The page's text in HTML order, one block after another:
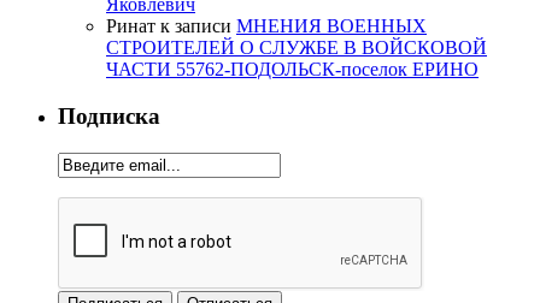
Яковлевич
Ринат к записи МНЕНИЯ ВОЕННЫХ
СТРОИТЕЛЕЙ О СЛУЖБЕ В ВОЙСКОВОЙ
ЧАСТИ 55762-ПОДОЛЬСК-поселок ЕРИНО
Подписка